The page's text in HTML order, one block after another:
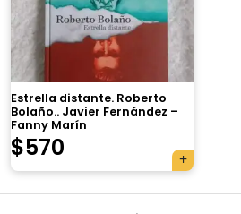
Estrella distante. Roberto
Bolaño.. Javier Fernández –
Fanny Marín
$570
Tu carrito